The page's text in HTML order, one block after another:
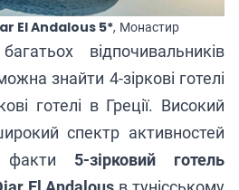
El Andalous 5*, Монастир
відпочивальників
знайти 4-зіркові готелі
готелі в Греції. Високий
спектр активностей
факти 5-зірковий готель